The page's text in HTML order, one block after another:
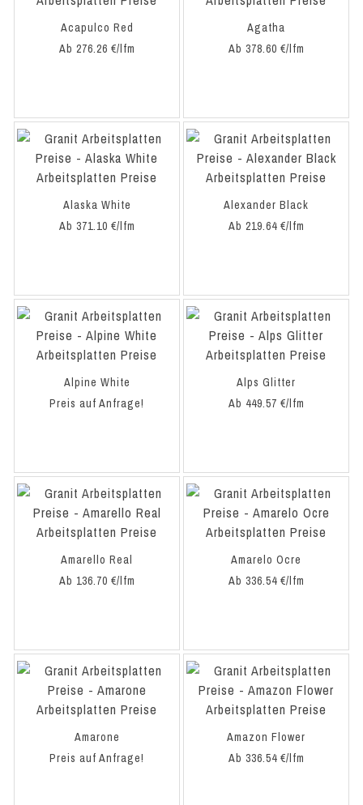
Acapulco Red
Ab 276.26 €/lfm
Agatha
Ab 378.60 €/lfm
Alaska White
Ab 371.10 €/lfm
Alexander Black
Ab 219.64 €/lfm
Alpine White
Preis auf Anfrage!
Alps Glitter
Ab 449.57 €/lfm
Amarello Real
Ab 136.70 €/lfm
Amarelo Ocre
Ab 336.54 €/lfm
Amarone
Preis auf Anfrage!
Amazon Flower
Ab 336.54 €/lfm